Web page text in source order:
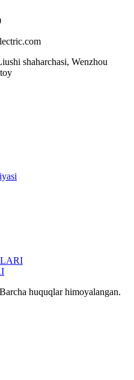
shaharchasi, Wenzhou
huquqlar himoyalangan.